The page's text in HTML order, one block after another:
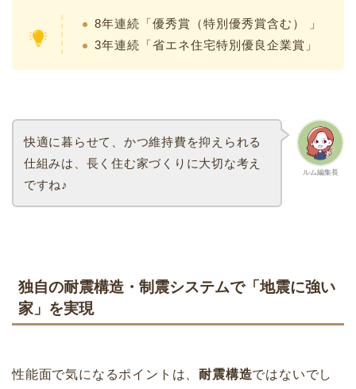
8年連続「優秀賞（特別優秀賞含む） 」
3年連続「省エネ住宅特別優良企業賞」
ルム編集長
快適に暮らせて、かつ維持費を抑えられる
仕組みは、長く住む家づくりに大切な考え
ですね♪
独自の耐震構造・制震システムで「地震に強い
家」を実現
性能面で気になるポイントは、耐震構造ではないでし